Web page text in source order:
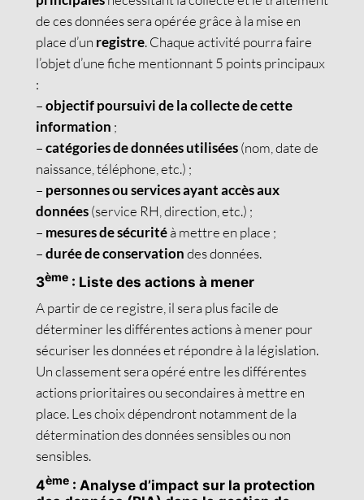
de ces données sera opérée grâce à la mise en
place d’un registre. Chaque activité pourra faire
l’objet d’une fiche mentionnant 5 points principaux
:
–objectif poursuivi de la collecte de cette
information ;
–catégories de données utilisées(nom, date de
naissance, téléphone, etc.) ;
– personnes ou services ayant accès aux
données(service RH, direction, etc.) ;
– mesures de sécuritéà mettre en place ;
–durée de conservationdes données.
3ème: Liste des actions à mener
A partir de ce registre, il sera plus facile de
déterminer les différentes actions à mener pour
sécuriser les données et répondre à la législation.
Un classement sera opéré entre les différentes
actions prioritaires ou secondaires à mettre en
place. Les choix dépendront notamment de la
détermination des données sensibles ou non
sensibles.
4ème: Analyse d’impact sur la protection